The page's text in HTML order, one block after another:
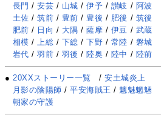
長門 /安芸 / 山城 /伊予 / 讃岐 / 阿波
土佐 /筑前 / 豊前 / 豊後 / 肥後 / 筑後
肥前 / 日向 / 大隅 /薩摩 / 伊豆 / 武蔵
相模 / 上総 / 下総 /下野 / 常陸 / 磐城
岩代 /羽前 / 羽後 /陸奥 / 陸中 / 陸前
● 20XXストーリー一覧 /安土城炎上
月影の陰陽師 /平安海賊王 / 魑魅魍魎
朝家の守護